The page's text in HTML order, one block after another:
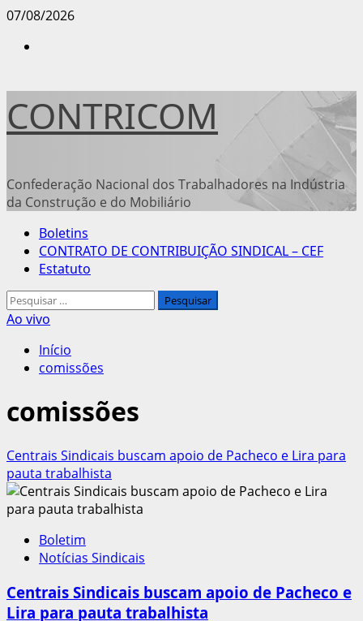
Avançar
07/08/2026
CONTRICOM
Confederação Nacional dos Trabalhadores na Indústria
da Construção e do Mobiliário
Menu
principal
Boletins
CONTRATO DE CONTRIBUIÇÃO SINDICAL – CEF
Estatuto
Pesquisar
por:
Ao vivo
Início
comissões
comissões
Centrais Sindicais buscam apoio de Pacheco e Lira para
pauta trabalhista
Boletim
Notícias Sindicais
Centrais Sindicais buscam apoio de Pacheco e
Lira para pauta trabalhista